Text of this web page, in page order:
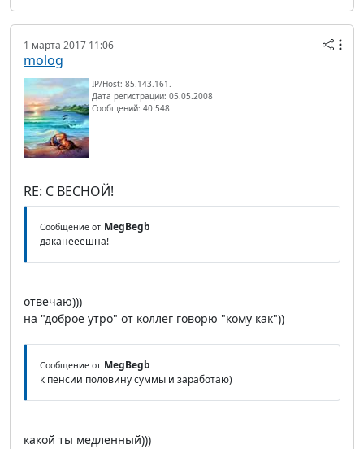
1 марта 2017 11:06
molog
IP/Host: 85.143.161.---
Дата регистрации: 05.05.2008
Сообщений: 40 548
RE: С ВЕСНОЙ!
Сообщение от MegBegb
даканееешна!
отвечаю)))
на "доброе утро" от коллег говорю "кому как"))
Сообщение от MegBegb
к пенсии половину суммы и заработаю)
какой ты медленный)))